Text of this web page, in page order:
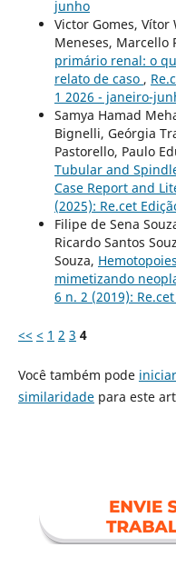
junho
Victor Gomes, Vítor
Meneses, Marcello
primário renal: o
relato de caso ,
1 2026 - janeiro-
Samya Hamad
Bignelli, Geórgia
Pastorello, Paulo
Tubular and
Case Report and
(2025): Re.cet
Filipe de Sena
Ricardo Santos
Souza,
mimetizando
6 n. 2 (2019):
<< < 1 2 3 4
Você também pode
similaridadepara este